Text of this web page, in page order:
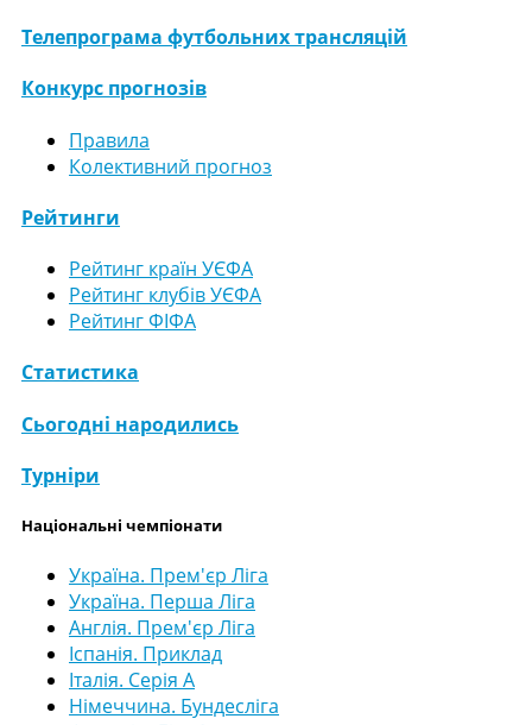
Телепрограма футбольних трансляцій
Конкурс прогнозів
Правила
Колективний прогноз
Рейтинги
Рейтинг країн УЄФА
Рейтинг клубів УЄФА
Рейтинг ФІФА
Статистика
Сьогодні народились
Турніри
Національні чемпіонати
Україна. Прем'єр Ліга
Україна. Перша Ліга
Англія. Прем'єр Ліга
Іспанія. Приклад
Італія. Серія А
Німеччина. Бундесліга